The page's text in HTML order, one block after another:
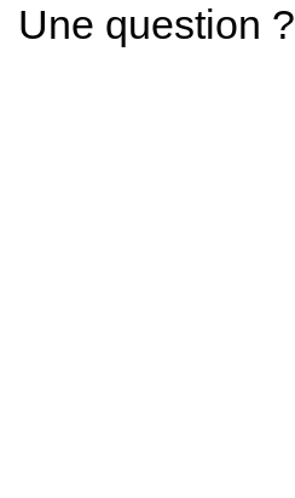
Une question ?